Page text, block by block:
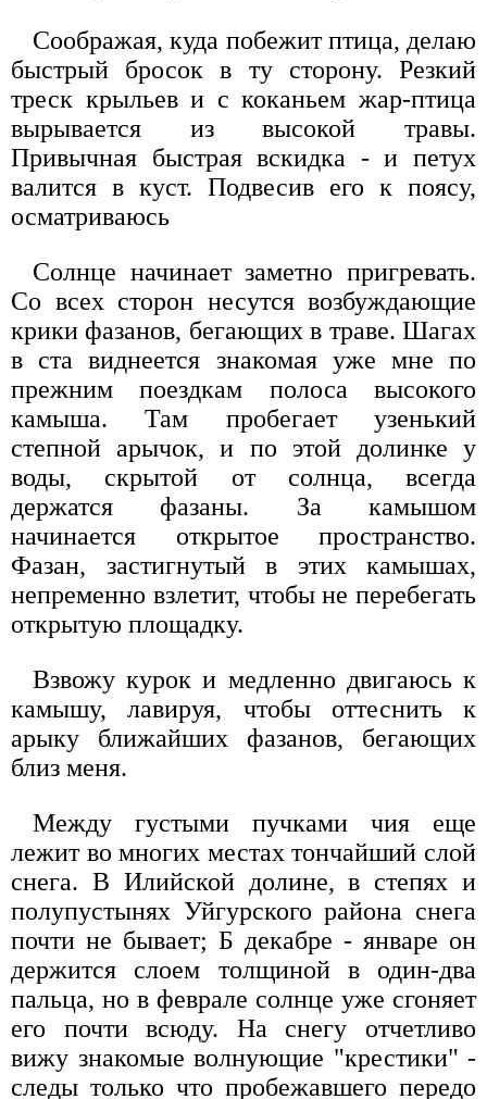
Соображая, куда побежит птица, делаю
быстрый бросок в ту сторону. Резкий
треск крыльев и с коканьем жар-птица
вырывается из высокой травы.
Привычная быстрая вскидка - и петух
валится в куст. Подвесив его к поясу,
осматриваюсь
Солнце начинает заметно пригревать.
Со всех сторон несутся возбуждающие
крики фазанов, бегающих в траве. Шагах
в ста виднеется знакомая уже мне по
прежним поездкам полоса высокого
камыша. Там пробегает узенький
степной арычок, и по этой долинке у
воды, скрытой от солнца, всегда
держатся фазаны. За камышом
начинается открытое пространство.
Фазан, застигнутый в этих камышах,
непременно взлетит, чтобы не перебегать
открытую площадку.
Взвожу курок и медленно двигаюсь к
камышу, лавируя, чтобы оттеснить к
арыку ближайших фазанов, бегающих
близ меня.
Между густыми пучками чия еще
лежит во многих местах тончайший слой
снега. В Илийской долине, в степях и
полупустынях Уйгурского района снега
почти не бывает; Б декабре - январе он
держится слоем толщиной в один-два
пальца, но в феврале солнце уже сгоняет
его почти всюду. На снегу отчетливо
вижу знакомые волнующие "крестики" -
следы только что пробежавшего передо